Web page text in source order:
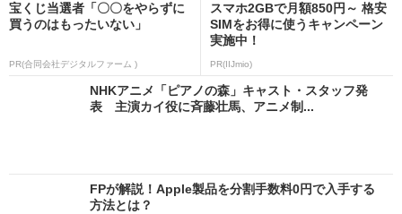
宝くじ当選者「〇〇をやらずに
買うのはもったいない」
PR(合同会社デジタルファーム )
スマホ2GBで月額850円～ 格安
SIMをお得に使うキャンペーン
実施中！
PR(IIJmio)
NHKアニメ「ピアノの森」キャスト・スタッフ発
表 主演カイ役に斉藤壮馬、アニメ制...
FPが解説！Apple製品を分割手数料0円で入手する
方法とは？